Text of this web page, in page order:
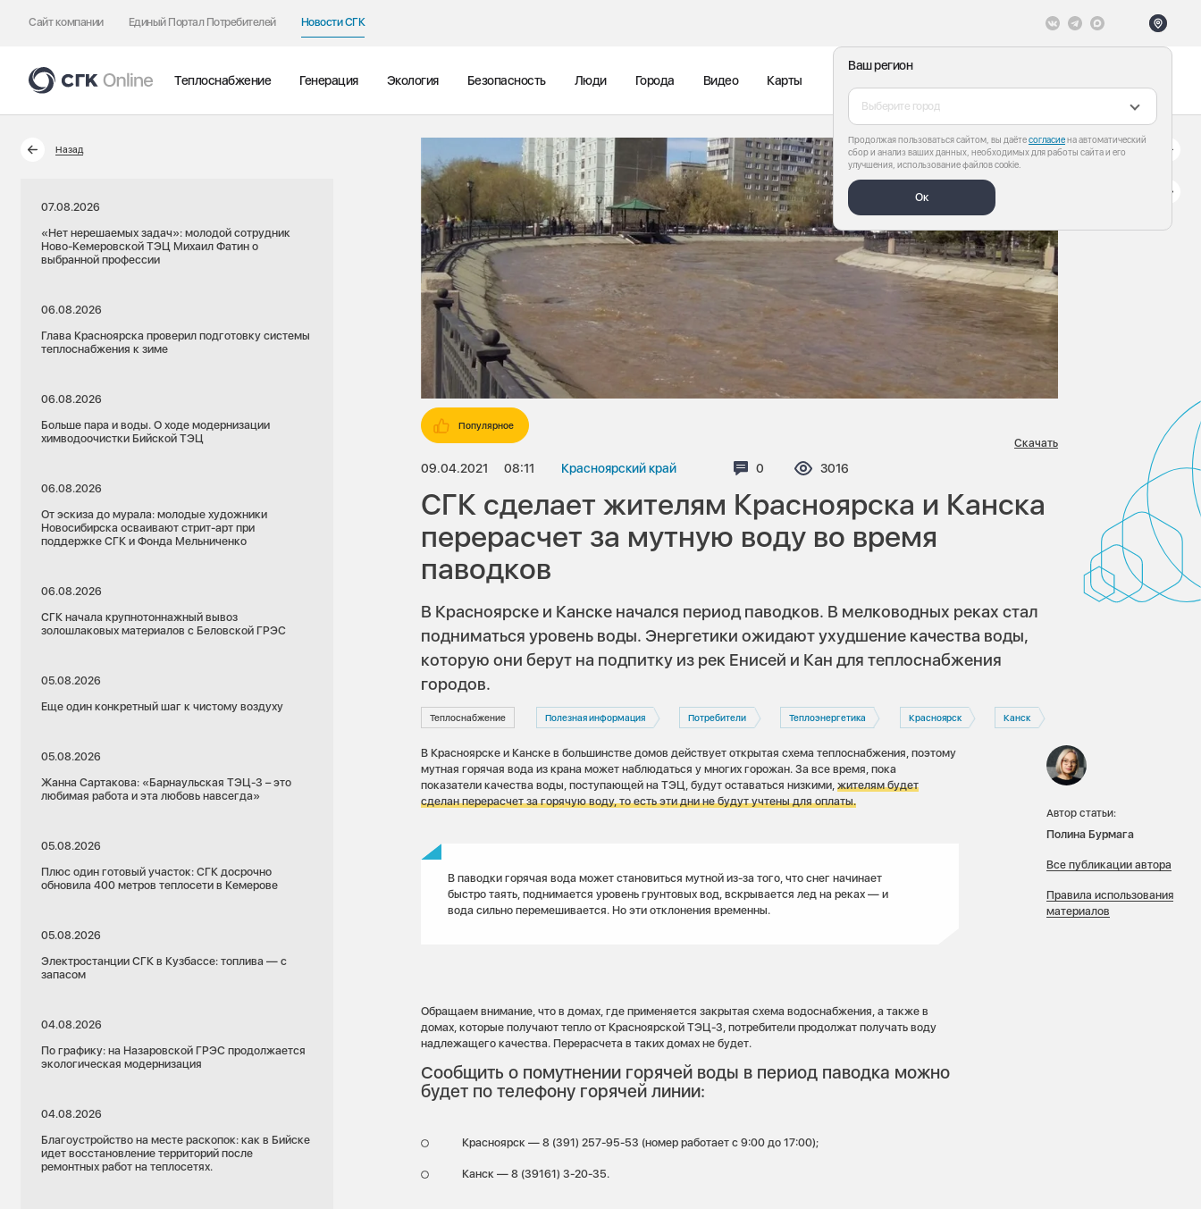
Сайт компании Единый Портал Потребителей Новости СГК
Ваш регион
Выберите город
Продолжая пользоваться сайтом, вы даётесогласиена автоматический
сбор и анализ ваших данных, необходимых для работы сайта и его
улучшения, использование файлов cookie.
Ок
Теплоснабжение Генерация Экология Безопасность Люди Города Видео Карты
Назад
07.08.2026
«Нет нерешаемых задач»: молодой сотрудник
Ново-Кемеровской ТЭЦ Михаил Фатин о
выбранной профессии
06.08.2026
Глава Красноярска проверил подготовку системы
теплоснабжения к зиме
06.08.2026
Больше пара и воды. О ходе модернизации
химводоочистки Бийской ТЭЦ
06.08.2026
От эскиза до мурала: молодые художники
Новосибирска осваивают стрит-арт при
поддержке СГК и Фонда Мельниченко
06.08.2026
СГК начала крупнотоннажный вывоз
золошлаковых материалов с Беловской ГРЭС
05.08.2026
Еще один конкретный шаг к чистому воздуху
05.08.2026
Жанна Сартакова: «Барнаульская ТЭЦ-3 – это
любимая работа и эта любовь навсегда»
05.08.2026
Плюс один готовый участок: СГК досрочно
обновила 400 метров теплосети в Кемерове
05.08.2026
Электростанции СГК в Кузбассе: топлива — с
запасом
04.08.2026
По графику: на Назаровской ГРЭС продолжается
экологическая модернизация
04.08.2026
Благоустройство на месте раскопок: как в Бийске
идет восстановление территорий после
ремонтных работ на теплосетях.
Популярное
09.04.2021 08:11 Красноярский край Комментариев:
0 Просмотров:
3016
Скачать
СГК сделает жителям Красноярска и Канска
перерасчет за мутную воду во время
паводков
В Красноярске и Канске начался период паводков. В мелководных реках стал
подниматься уровень воды. Энергетики ожидают ухудшение качества воды,
которую они берут на подпитку из рек Енисей и Кан для теплоснабжения
городов.
Теплоснабжение Полезная информация Потребители Теплоэнергетика Красноярск Канск
В Красноярске и Канске в большинстве домов действует открытая схема теплоснабжения, поэтому
мутная горячая вода из крана может наблюдаться у многих горожан. За все время, пока
показатели качества воды, поступающей на ТЭЦ, будут оставаться низкими,жителям будет
сделан перерасчет за горячую воду, то есть эти дни не будут учтены для оплаты.
В паводки горячая вода может становиться мутной из-за того, что снег начинает
быстро таять, поднимается уровень грунтовых вод, вскрывается лед на реках — и
вода сильно перемешивается. Но эти отклонения временны.
Обращаем внимание, что в домах, где применяется закрытая схема водоснабжения, а также в
домах, которые получают тепло от Красноярской ТЭЦ-3, потребители продолжат получать воду
надлежащего качества. Перерасчета в таких домах не будет.
Сообщить о помутнении горячей воды в период паводка можно
будет по телефону горячей линии:
Красноярск — 8 (391) 257-95-53 (номер работает с 9:00 до 17:00);
Канск — 8 (39161) 3-20-35.
Автор статьи:
Полина Бурмага
Все публикации автора
Правила использования
материалов